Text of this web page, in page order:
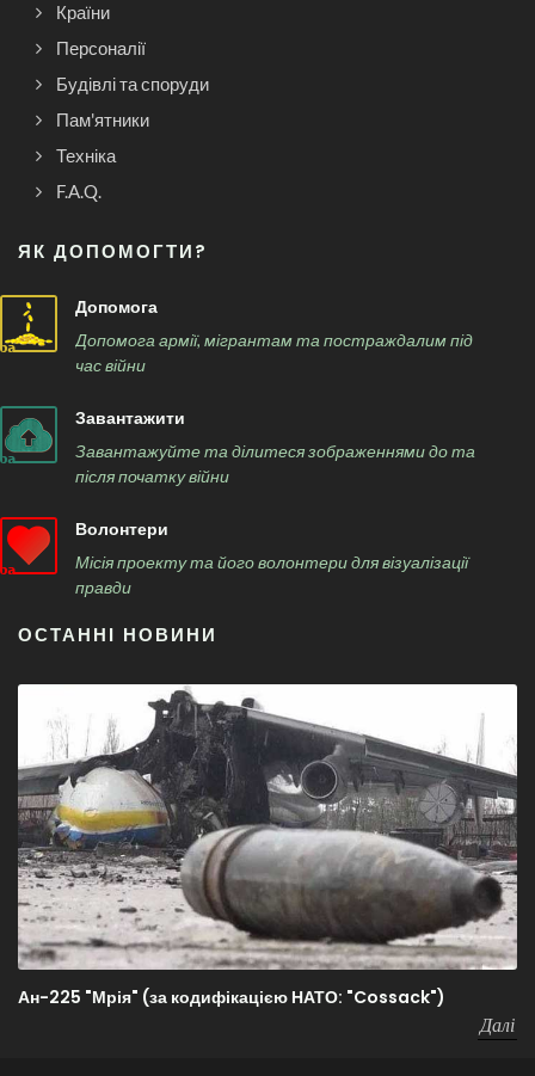
Країни
Персоналії
Будівлі та споруди
Пам'ятники
Техніка
F.A.Q.
ЯК ДОПОМОГТИ?
Допомога
Допомога армії, мігрантам та постраждалим під
час війни
Завантажити
Завантажуйте та ділитеся зображеннями до та
після початку війни
Волонтери
Місія проекту та його волонтери для візуалізації
правди
ОСТАННІ НОВИНИ
Ан-225 "Мрія" (за кодифікацією НАТО: "Cossack")
Далі